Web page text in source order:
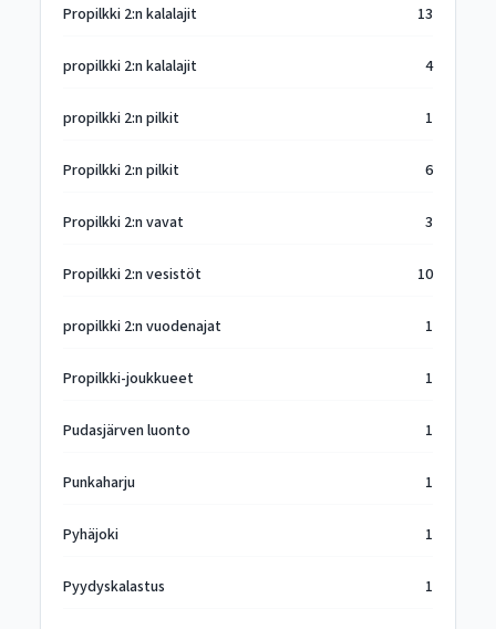
Propilkki 2:n kalalajit 13
propilkki 2:n kalalajit 4
propilkki 2:n pilkit 1
Propilkki 2:n pilkit 6
Propilkki 2:n vavat 3
Propilkki 2:n vesistöt 10
propilkki 2:n vuodenajat 1
Propilkki-joukkueet 1
Pudasjärven luonto 1
Punkaharju 1
Pyhäjoki 1
Pyydyskalastus 1